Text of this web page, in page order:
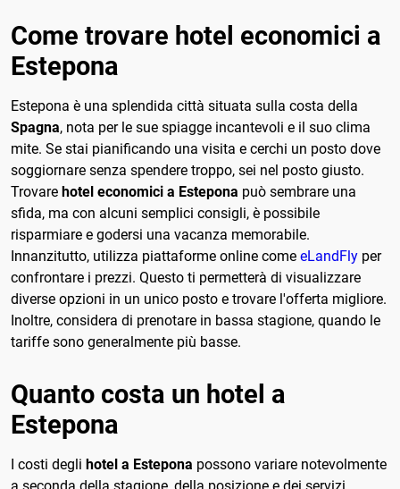
Come trovare hotel economici a
Estepona
Estepona è una splendida città situata sulla costa della
Spagna, nota per le sue spiagge incantevoli e il suo clima
mite. Se stai pianificando una visita e cerchi un posto dove
soggiornare senza spendere troppo, sei nel posto giusto.
Trovare hotel economici a Estepona può sembrare una
sfida, ma con alcuni semplici consigli, è possibile
risparmiare e godersi una vacanza memorabile.
Innanzitutto, utilizza piattaforme online come eLandFly per
confrontare i prezzi. Questo ti permetterà di visualizzare
diverse opzioni in un unico posto e trovare l'offerta migliore.
Inoltre, considera di prenotare in bassa stagione, quando le
tariffe sono generalmente più basse.
Quanto costa un hotel a
Estepona
I costi degli hotel a Estepona possono variare notevolmente